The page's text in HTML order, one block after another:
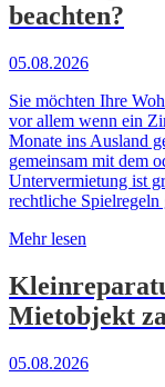
beachten?
05.08.2026
Sie möchten Ihre
vor allem wenn ein
Monate ins Ausland
gemeinsam mit dem
Untervermietung ist
rechtliche Spielregeln
Mehr lesen
Mietobjekt
05.08.2026